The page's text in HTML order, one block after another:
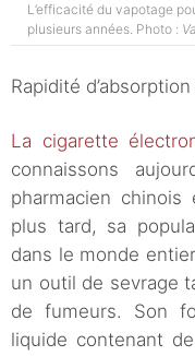
L’efficacité du vapotage
plusieurs années. Photo :
Rapidité
La cigarette
connaissons
pharmacien chinois
plus tard, sa
dans le monde
un outil de sevrage
de fumeurs. Son
liquide contenant